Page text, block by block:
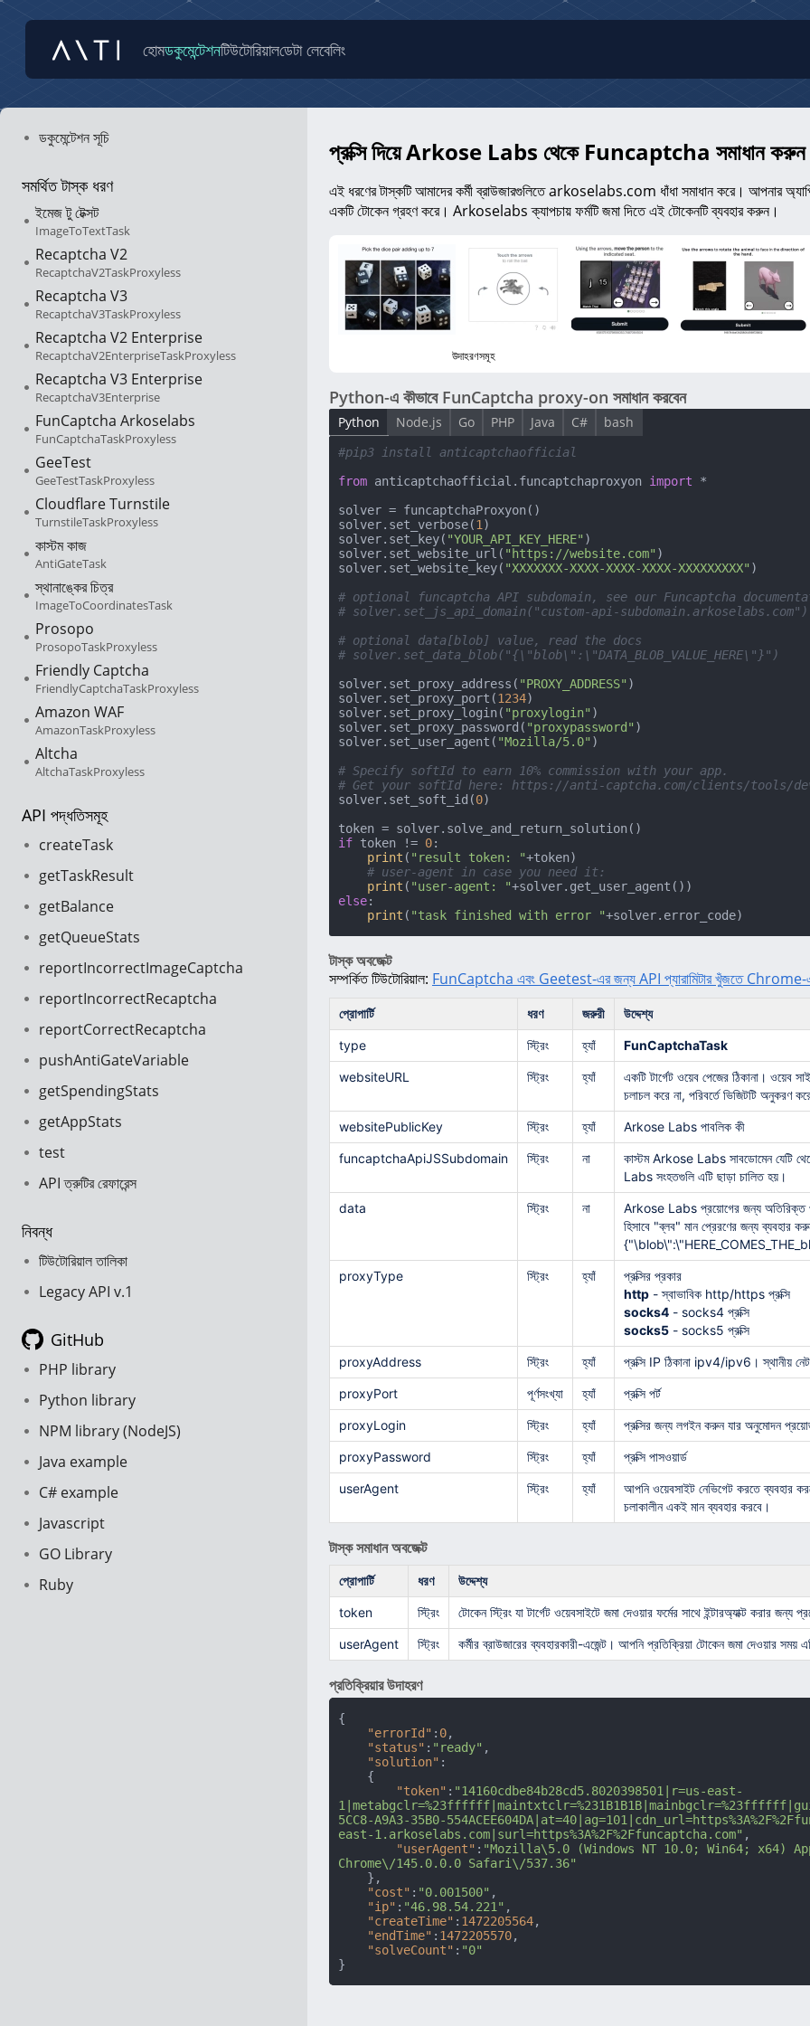
হোমডকুমেন্টেশনটিউটোরিয়ালডেটা লেবেলিং
ডকুমেন্টেশন সূচি
সমর্থিত টাস্ক ধরণ
ইমেজ টু টেক্সট
ImageToTextTask
Recaptcha V2
RecaptchaV2TaskProxyless
Recaptcha V3
RecaptchaV3TaskProxyless
Recaptcha V2 Enterprise
RecaptchaV2EnterpriseTaskProxyless
Recaptcha V3 Enterprise
RecaptchaV3Enterprise
FunCaptcha Arkoselabs
FunCaptchaTaskProxyless
GeeTest
GeeTestTaskProxyless
Cloudflare Turnstile
TurnstileTaskProxyless
কাস্টম কাজ
AntiGateTask
স্থানাঙ্কের চিত্র
ImageToCoordinatesTask
Prosopo
ProsopoTaskProxyless
Friendly Captcha
FriendlyCaptchaTaskProxyless
Amazon WAF
AmazonTaskProxyless
Altcha
AltchaTaskProxyless
API পদ্ধতিসমূহ
createTask
getTaskResult
getBalance
getQueueStats
reportIncorrectImageCaptcha
reportIncorrectRecaptcha
reportCorrectRecaptcha
pushAntiGateVariable
getSpendingStats
getAppStats
test
API ত্রুটির রেফারেন্স
নিবন্ধ
টিউটোরিয়াল তালিকা
Legacy API v.1
GitHub
PHP library
Python library
NPM library (NodeJS)
Java example
C# example
Javascript
GO Library
Ruby
প্রক্সি দিয়ে Arkose Labs থেকে Funcaptcha সমাধান করুন
এই ধরণের টাস্কটি আমাদের কর্মী ব্রাউজারগুলিতে arkoselabs.com ধাঁধা সমাধান করে। আপনার
একটি টোকেন গ্রহণ করে। Arkoselabs ক্যাপচায় ফর্মটি জমা দিতে এই টোকেনটি ব্যবহার করুন।
উদাহরণসমূহ
Python Node.js Go PHP Java C# bash
Python-এ কীভাবে FunCaptcha proxy-on সমাধান করবেন
#pip3 install anticaptchaofficial
from anticaptchaofficial.funcaptchaproxyon import *
solver = funcaptchaProxyon()
solver.set_verbose(1 )
solver.set_key( "YOUR_API_KEY_HERE" )
solver.set_website_url( "https://website.com" )
solver.set_website_key( "XXXXXXX-XXXX-XXXX-XXXX-XXXXXXXXX" )
# optional funcaptcha API subdomain, see our Funcaptcha
# solver.set_js_api_domain("custom-api-subdomain.arkoselabs.com")
# optional data[blob] value, read the docs
# solver.set_data_blob("{\"blob\":\"DATA_BLOB_VALUE_HERE\"}")
solver.set_proxy_address( "PROXY_ADDRESS" )
solver.set_proxy_port(1234)
solver.set_proxy_login( "proxylogin" )
solver.set_proxy_password( "proxypassword" )
solver.set_user_agent( "Mozilla/5.0" )
# Specify softId to earn 10% commission with your app.
# Get your softId here: https://anti-captcha.com/clients/tools/
solver.set_soft_id(0)
if token != 0:
print ( "result token: "+token)
# user-agent in case you need it:
print ( "user-agent: "
else:
print ( "task finished with error "+solver.error_code)
টাস্ক অবজেক্ট
সম্পর্কিত টিউটোরিয়াল: FunCaptcha এবং Geetest-এর জন্য API প্যারামিটার খুঁজতে Chrome-এ
প্রোপার্টি ধরণ জরুরী উদ্দেশ্য
type স্ট্রিং হ্যাঁ FunCaptchaTask
websiteURL স্ট্রিং হ্যাঁ
একটি টার্গেট ওয়েব পেজের ঠিকানা। ওয়েব
চলাচল করে না, পরিবর্তে ভিজিটটি অনুকরণ
websitePublicKey স্ট্রিং হ্যাঁ Arkose Labs পাবলিক কী
funcaptchaApiJSSubdomain স্ট্রিং না
কাস্টম Arkose Labs সাবডোমেন যেটি
Labs সংহতগুলি এটি ছাড়া চালিত হয়।
data স্ট্রিং না
Arkose Labs প্রয়োগের জন্য অতিরিক্ত
হিসাবে "ব্লব" মান প্রেরণের জন্য ব্যবহার
proxyType স্ট্রিং হ্যাঁ
প্রক্সির প্রকার
http - স্বাভাবিক http/https প্রক্সি
socks4 - socks4 প্রক্সি
socks5 - socks5 প্রক্সি
proxyAddress স্ট্রিং হ্যাঁ প্রক্সি IP ঠিকানা ipv4/ipv6। স্থানীয়
proxyPort পূর্ণসংখ্যা হ্যাঁ প্রক্সি পর্ট
proxyLogin স্ট্রিং হ্যাঁ প্রক্সির জন্য লগইন করুন যার অনুমোদন
proxyPassword স্ট্রিং হ্যাঁ প্রক্সি পাসওয়ার্ড
userAgent স্ট্রিং হ্যাঁ
আপনি ওয়েবসাইট নেভিগেট করতে ব্যবহার
চলাকালীন একই মান ব্যবহার করবে।
টাস্ক সমাধান অবজেক্ট
প্রোপার্টি ধরণ উদ্দেশ্য
token স্ট্রিং টোকেন স্ট্রিং যা টার্গেট ওয়েবসাইটে জমা দেওয়ার ফর্মের সাথে ইন্টারঅ্যাক্ট করার জন্য
userAgent স্ট্রিং কর্মীর ব্রাউজারের ব্যবহারকারী-এজেন্ট। আপনি প্রতিক্রিয়া টোকেন জমা দেওয়ার সময়
প্রতিক্রিয়ার উদাহরণ
{
"errorId" : 0,
"status" : "ready" ,
"solution" :
{
"token" : "14160cdbe84b28cd5.8020398501|r=us-east-
5CC8-A9A3-35B0-
east-1.arkoselabs.com|surl=https%3A%2F%2Ffuncaptcha.com" ,
"userAgent" : "Mozilla\5.0 (Windows NT 10.0; Win64; x64)
Chrome\/145.0.0.0 Safari\/537.36"
} ,
"cost" : "0.001500" ,
"ip" : "46.98.54.221" ,
"createTime" : 1472205564,
"endTime" : 1472205570,
"solveCount" : "0"
}